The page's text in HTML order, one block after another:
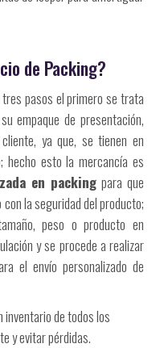
de Packing?
pasos el primero se trata
empaque de presentación,
ya que, se tienen en
esto la mercancía es
en packingpara que
la seguridad del producto;
peso o producto en
y se procede a realizar
el envío personalizado de
inventario de todos los
y evitar pérdidas.